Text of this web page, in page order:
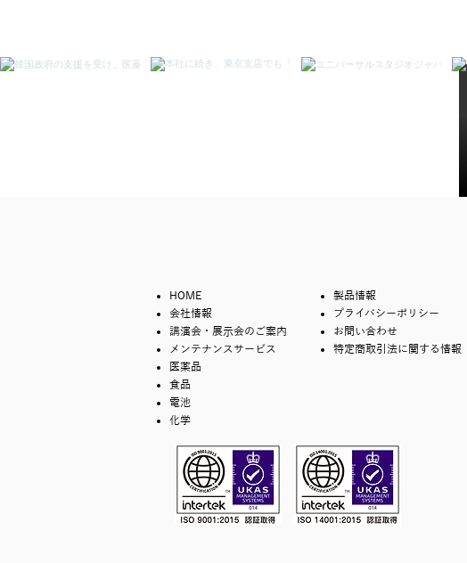
HOME
会社情報
講演会・展示会のご案内
メンテナンスサービス
医薬品
食品
電池
化学
製品情報
プライバシーポリシー
お問い合わせ
特定商取引法に関する情報